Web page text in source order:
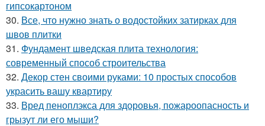
гипсокартоном
30. Все, что нужно знать о водостойких затирках для
швов плитки
31. Фундамент шведская плита технология:
современный способ строительства
32. Декор стен своими руками: 10 простых способов
украсить вашу квартиру
33. Вред пеноплэкса для здоровья, пожароопасность и
грызут ли его мыши?